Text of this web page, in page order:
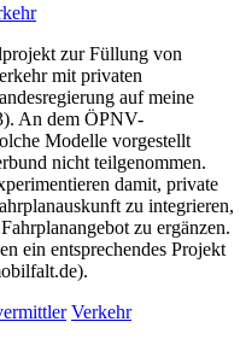
zur Füllung von
mit privaten
auf meine
An dem ÖPNV-
Modelle vorgestellt
nicht teilgenommen.
damit, private
zu integrieren,
zu ergänzen.
ein entsprechendes Projekt
Verkehr